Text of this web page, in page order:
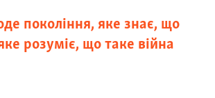
покоління, яке знає, що
розуміє, що таке війна